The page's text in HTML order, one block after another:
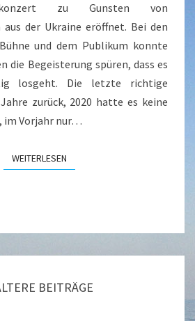
zu Gunsten von
der Ukraine eröffnet. Bei den
und dem Publikum konnte
die Begeisterung spüren, dass es
losgeht. Die letzte richtige
zurück, 2020 hatte es keine
im Vorjahr nur…
WEITERLESENWEITERLESEN
BEITRÄGE